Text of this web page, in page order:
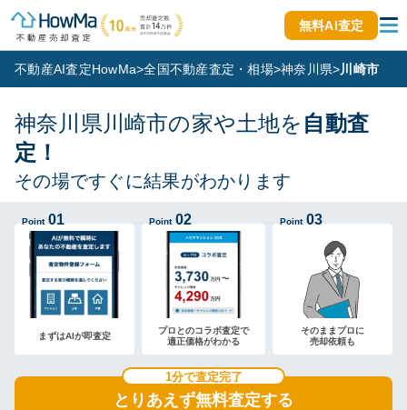
無料AI査定
不動産AI査定HowMa>全国不動産査定・相場>神奈川県>川崎市
神奈川県川崎市の家や土地を 自動査
定！
その場ですぐに結果がわかります
Point 01
まずはAIが即査定
Point 02
プロとのコラボ査定で
適正価格がわかる
Point 03
そのままプロに
売却依頼も
とりあえず無料査定する
1分で査定完了